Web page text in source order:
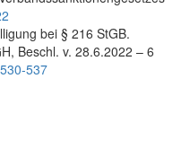
bei § 216 StGB.
Beschl. v. 28.6.2022 – 6
537